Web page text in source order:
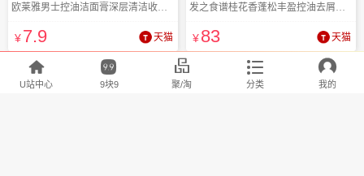
欧莱雅男士控油洁面膏深层清洁收缩毛孔
¥7.9 天猫
发之食谱桂花香蓬松丰盈控油去屑洗发露
¥83 天猫

U站中心

9块9

聚/淘

分类

我的